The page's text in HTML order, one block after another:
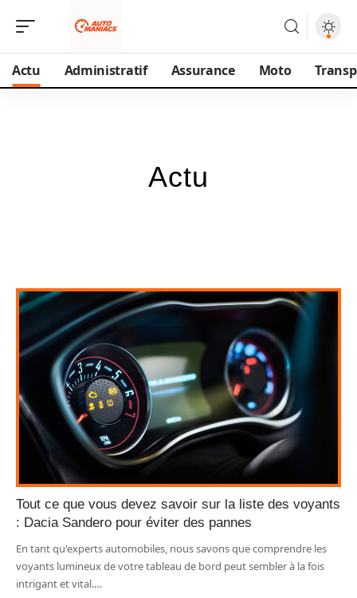
Actu Administratif Assurance Moto
Actu
Tout ce que vous devez savoir sur la liste des voyants
: Dacia Sandero pour éviter des pannes
En tant qu'experts automobiles, nous savons que comprendre les
voyants lumineux de votre tableau de bord peut sembler à la fois
intrigant et vital.…